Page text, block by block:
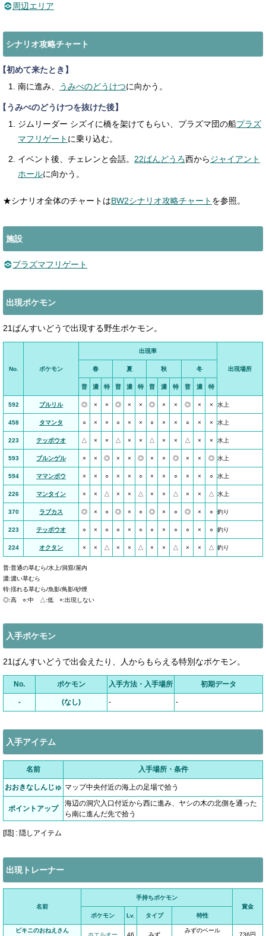
周辺エリア
シナリオ攻略チャート
初めて来たとき】
南に進み、
うみべのどうけつに向かう。
うみべのどうけつを抜けた後】
ジムリーダー シズイに橋を架けてもらい、プラズマ団の船プラズ
マフリゲート に乗り込む。
イベント後、チェレンと会話。 22ばんどうろ西からジャイアント
ホールに向かう。
★シナリオ全体のチャートはBW2シナリオ攻略チャート を参照。
施設
プラズマフリゲート
出現ポケモン
21ばんすいどうで出現する野生ポケモン。
No. ポケモン
出現率
出現場所
春 夏 秋 冬
普 濃 特 普 濃 特 普 濃 特 普 濃 特
592 プルリル ◎ × × ◎ × × ◎ × × ◎ × × 水上
458 タマンタ ○ × × ○ × × ○ × × ○ × × 水上
223 テッポウオ △ × × △ × × △ × × △ × × 水上
593 ブルンゲル × × ◎ × × ◎ × × ◎ × × ◎ 水上
594 ママンボウ × × ○ × × ○ × × ○ × × ○ 水上
226 マンタイン × × △ × × △ × × △ × × △ 水上
370 ラブカス ◎ × ○ ◎ × ○ ◎ × ○ ◎ × ○ 釣り
223 テッポウオ ○ × ○ ○ × ○ ○ × ○ ○ × ○ 釣り
224 オクタン × × △ × × △ × × △ × × △ 釣り
普:普通の草むら/水上/洞窟/屋内
濃:濃い草むら
特:揺れる草むら/魚影/鳥影/砂煙
◎:高 ○:中 △:低 ×:出現しない
入手ポケモン
21ばんすいどうで出会えたり、人からもらえる特別なポケモン。
No. ポケモン 入手方法・入手場所 初期データ
- (なし) - -
入手アイテム
名前 入手場所・条件
おおきなしんじゅ マップ中央付近の海上の足場で拾う
ポイントアップ
海辺の洞穴入口付近から西に進み、ヤシの木の北側を通った
ら南に進んだ先で拾う
[隠] : 隠しアイテム
出現トレーナー
名前
手持ちポケモン
賞金
ポケモン
Lv. タイプ 特性
ビキニのおねえさん
ホエルオー 46 みず
みずのベール
736円